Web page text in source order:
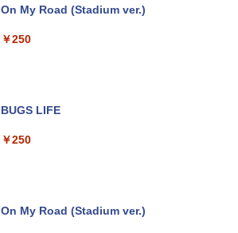
Anker Soundcore Liberty 5 ミッドナイトブ
【2026年アップグレード版】AOKIMI ワイヤ
軽量 ブルートゥースHi-Fi 最大36時間再生 ぶ
￥1,964
On My Road (Stadium ver.)
￥250
BUGS LIFE
￥250
On My Road (Stadium ver.)